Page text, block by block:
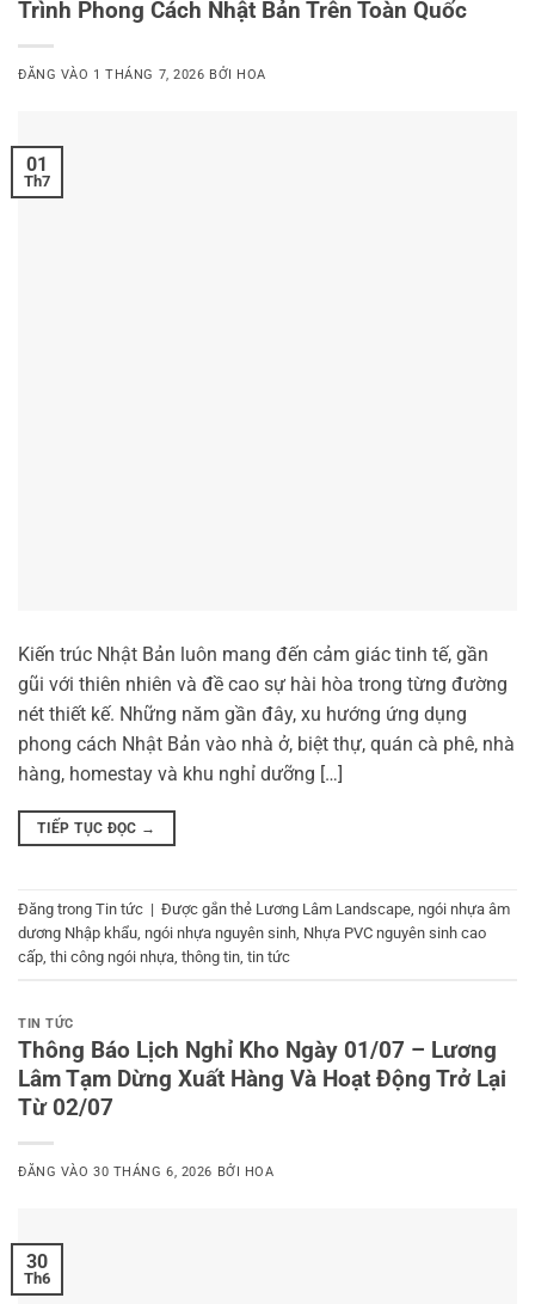
Trình Phong Cách Nhật Bản Trên Toàn Quốc
ĐĂNG VÀO 1 THÁNG 7, 2026 BỞI HOA
01
Th7
Kiến trúc Nhật Bản luôn mang đến cảm giác tinh tế, gần
gũi với thiên nhiên và đề cao sự hài hòa trong từng đường
nét thiết kế. Những năm gần đây, xu hướng ứng dụng
phong cách Nhật Bản vào nhà ở, biệt thự, quán cà phê, nhà
hàng, homestay và khu nghỉ dưỡng […]
TIẾP TỤC ĐỌC →
Đăng trong Tin tức | Được gắn thẻ Lương Lâm Landscape ngói nhựa âm
dương Nhập khẩu ngói nhựa nguyên sinh Nhựa PVC nguyên sinh cao
cấp thi công ngói nhựa thông tin tin tức
TIN TỨC
Thông Báo Lịch Nghỉ Kho Ngày 01/07 – Lương
Lâm Tạm Dừng Xuất Hàng Và Hoạt Động Trở Lại
Từ 02/07
ĐĂNG VÀO30 THÁNG 6, 2026 BỞI HOA
30
Th6